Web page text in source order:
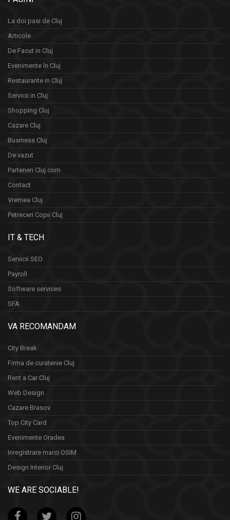
La doi pasi de Cluj
Articole
De Facut in Cluj
Evenimente în Cluj
Restaurante in Cluj
Servicii in Cluj
Shopping Cluj
Cazare Cluj
Business Cluj
De vazut
Parteneri Cluj.com
Contact
Vremea Cluj
Petreceri Copii Cluj
IT & TECH
Servicii SEO
Payroll
Software services
SFA
VA RECOMANDAM
City Break
Firma de curatenie Cluj
Rent a Car Cluj
Web Design
Cazare Brasov
Top City Card
Evenimente Oradea
Inregistrare marci OSIM
Design Interior Cluj
WE ARE SOCIABLE!